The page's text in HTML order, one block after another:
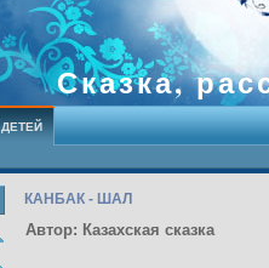
Сказка,
КАНБАК - ШАЛ
Автор: Казахская сказка